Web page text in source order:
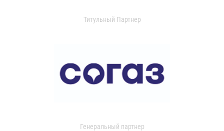
Титульный Партнер
Генеральный партнер